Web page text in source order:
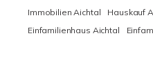
Immobilien Aichtal
Hauskauf
Einfamilienhaus Aichtal